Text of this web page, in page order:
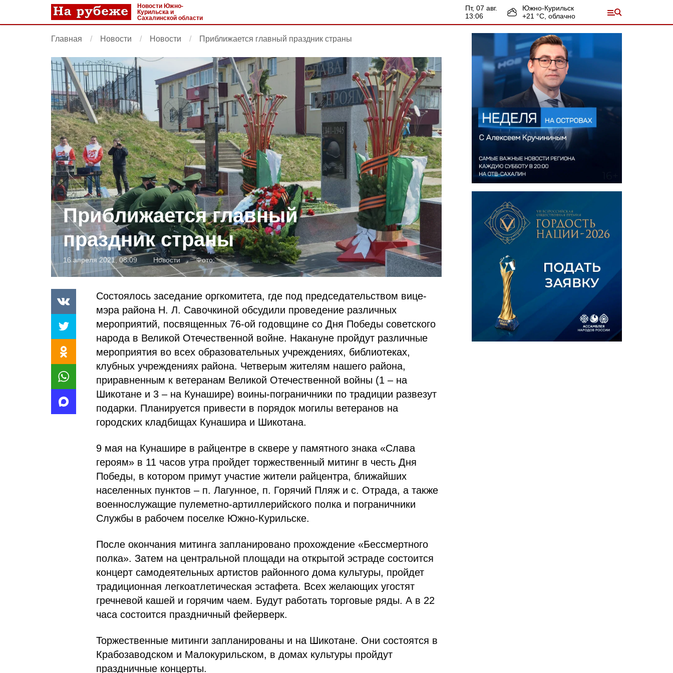
Новости Южно-
Курильска и
Сахалинской области
пт, 07 авг.
13:06
Южно-Курильск
+21 °С, облачно
Главная Новости Новости Приближается главный праздник страны
Приближается главный
праздник страны
16 апреля 2021, 08:09 Новости Фото:
Состоялось заседание оргкомитета, где под председательством вице-
мэра района Н. Л. Савочкиной обсудили проведение различных
мероприятий, посвященных 76-ой годовщине со Дня Победы советского
народа в Великой Отечественной войне. Накануне пройдут различные
мероприятия во всех образовательных учреждениях, библиотеках,
клубных учреждениях района. Четверым жителям нашего района,
приравненным к ветеранам Великой Отечественной войны (1 – на
Шикотане и 3 – на Кунашире) воины-пограничники по традиции развезут
подарки. Планируется привести в порядок могилы ветеранов на
городских кладбищах Кунашира и Шикотана.
9 мая на Кунашире в райцентре в сквере у памятного знака «Слава
героям» в 11 часов утра пройдет торжественный митинг в честь Дня
Победы, в котором примут участие жители райцентра, ближайших
населенных пунктов – п. Лагунное, п. Горячий Пляж и с. Отрада, а также
военнослужащие пулеметно-артиллерийского полка и пограничники
Службы в рабочем поселке Южно-Курильске.
После окончания митинга запланировано прохождение «Бессмертного
полка». Затем на центральной площади на открытой эстраде состоится
концерт самодеятельных артистов районного дома культуры, пройдет
традиционная легкоатлетическая эстафета. Всех желающих угостят
гречневой кашей и горячим чаем. Будут работать торговые ряды. А в 22
часа состоится праздничный фейерверк.
Торжественные митинги запланированы и на Шикотане. Они состоятся в
Крабозаводском и Малокурильском, в домах культуры пройдут
праздничные концерты.